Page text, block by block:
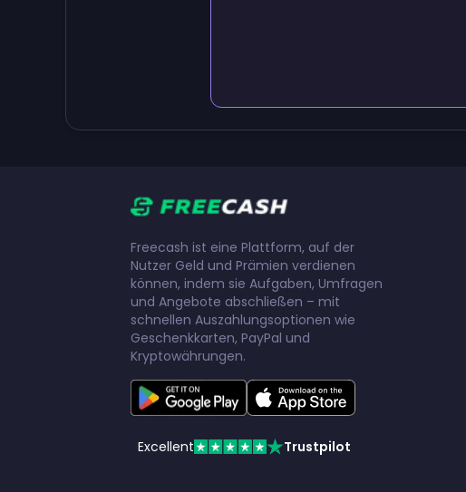
Freecash ist eine Plattform, auf der
Nutzer Geld und Prämien verdienen
können, indem sie Aufgaben, Umfragen
und Angebote abschließen – mit
schnellen Auszahlungsoptionen wie
Geschenkkarten, PayPal und
Kryptowährungen.
Excellent Trustpilot